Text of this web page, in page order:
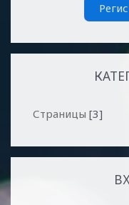
Страницы [3]